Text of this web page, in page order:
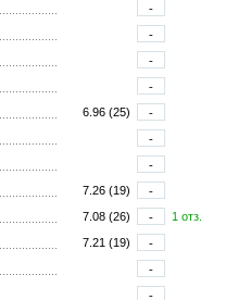
-
-
-
-
6.96 (25)
-
-
-
7.26 (19)
-
7.08 (26) -
1 отз.
7.21 (19)
-
-
-